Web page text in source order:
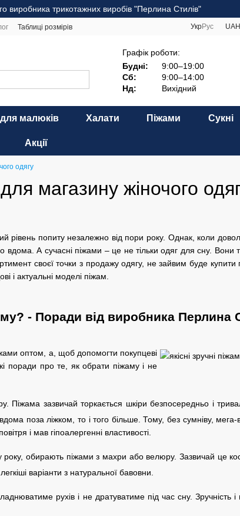
виробника трикотажних виробів "Перлина Стилів"
Таблиці розмірів
УкрРус UAH
Графік роботи:
Будні:
9:00–19:00
Сб:
9:00–14:00
Нд:
Вихідний
малюків Халати Піжами Сукні
Акції
одягу
магазину жіночого
рівень попиту незалежно від пори року. Однак, коли
А сучасні піжами – це не тільки одяг для сну. Вони
своєї точки з продажу одягу, не зайвим буде купити
і актуальні моделі піжам.
- Поради від виробника Перлина
оптом, а, щоб допомогти покупцеві
поради про те, як обрати піжаму і не
Піжама зазвичай торкається шкіри безпосередньо і
поза ліжком, то і того більше. Тому, без сумніву,
і мав гіпоалергенні властивості.
обирають піжами з махри або велюру. Зазвичай це
варіанти з натуральної бавовни.
рухів і не дратуватиме під час сну. Зручність